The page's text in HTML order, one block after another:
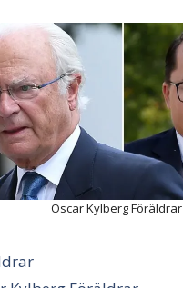
Oscar Kylberg Föräldrar